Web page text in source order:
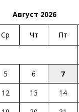
Август 2026
Ср Чт Пт
5 6 7
12 13 14